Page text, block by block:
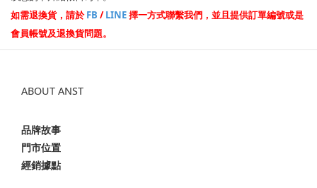
如需退換貨，請於 FB / LINE擇一方式聯繫我們，並且提供訂單編號或是
會員帳號及退換貨問題。
ABOUT ANST
品牌故事
門市位置
經銷據點